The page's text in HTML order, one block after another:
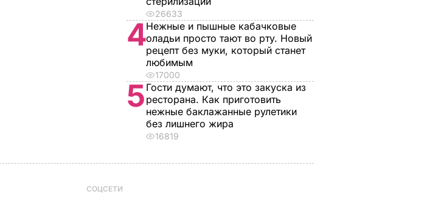
26633
4Нежные и пышные кабачковые
оладьи просто тают во рту. Новый
рецепт без муки, который станет
любимым
17000
5 Гости думают, что это закуска из
ресторана. Как приготовить
нежные баклажанные рулетики
без лишнего жира
16819
СОЦСЕТИ